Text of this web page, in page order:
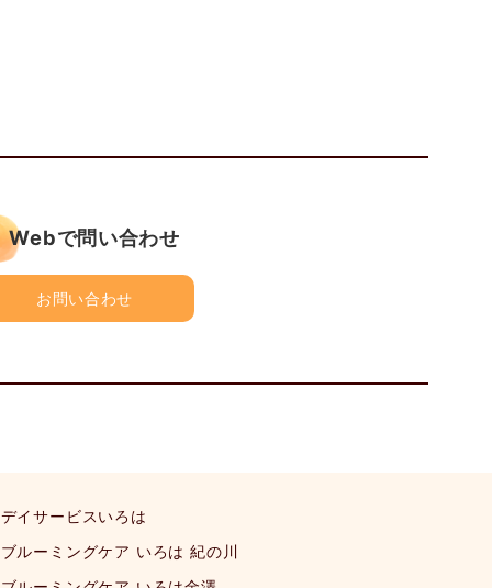
Webで問い合わせ
お問い合わせ
デイサービスいろは
ブルーミングケア いろは 紀の川